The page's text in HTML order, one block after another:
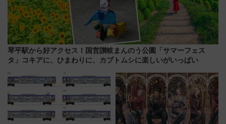
琴平駅から好アクセス！国営讃岐まんのう公園「サマーフェス
タ」コキアに、ひまわりに、カブトムシに楽しいがいっぱい